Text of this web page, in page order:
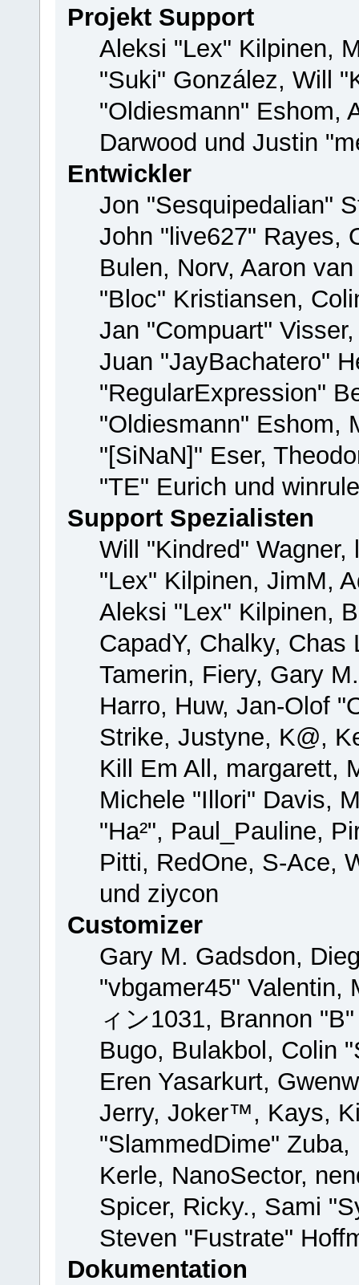
Projekt Support
Aleksi "Lex" Kilpinen,
"Suki" González, Will
"Oldiesmann" Eshom,
Darwood und Justin
Entwickler
Jon "Sesquipedalian"
John "live627" Rayes,
Bulen, Norv, Aaron
"Bloc" Kristiansen,
Jan "Compuart"
Juan "JayBachatero"
"RegularExpression"
"Oldiesmann" Eshom,
"[SiNaN]" Eser,
"TE" Eurich und
Support Spezialisten
Will "Kindred"
"Lex" Kilpinen, JimM,
Aleksi "Lex" Kilpinen,
CapadY, Chalky,
Tamerin, Fiery, Gary
Harro, Huw, Jan-Olof
Strike, Justyne, K@,
Kill Em All, margarett,
Michele "Illori" Davis,
"Ha²", Paul_Pauline,
Pitti, RedOne, S-Ace,
und ziycon
Customizer
Gary M. Gadsdon,
"vbgamer45"
ィン1031, Brannon
Bugo, Bulakbol, Colin
Eren Yasarkurt,
Jerry, Joker™, Kays,
"SlammedDime"
Kerle, NanoSector,
Spicer, Ricky., Sami
Steven "Fustrate"
Dokumentation